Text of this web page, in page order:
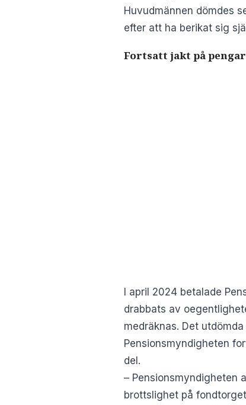
Huvudmännen dömdes
efter att ha berikat sig
Fortsatt jakt på pengar
I april 2024 betalade
drabbats av
medräknas. Det
Pensionsmyndigheten
del.
– Pensionsmyndigheten
brottslighet på